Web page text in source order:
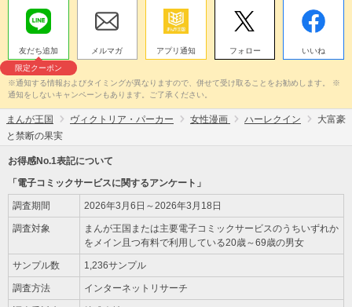
友だち追加
限定クーポン
メルマガ アプリ通知 フォロー いいね
※通知する情報およびタイミングが異なりますので、併せて受け取ることをお勧めします。 ※
通知をしないキャンペーンもあります。ご了承ください。
まんが王国 ヴィクトリア・パーカー 女性漫画 ハーレクイン
大富豪
と禁断の果実
お得感No.1表記について
「電子コミックサービスに関するアンケート」
調査期間 2026年3月6日～2026年3月18日
調査対象
まんが王国または主要電子コミックサービスのうちいずれか
をメイン且つ有料で利用している20歳～69歳の男女
サンプル数 1,236サンプル
調査方法 インターネットリサーチ